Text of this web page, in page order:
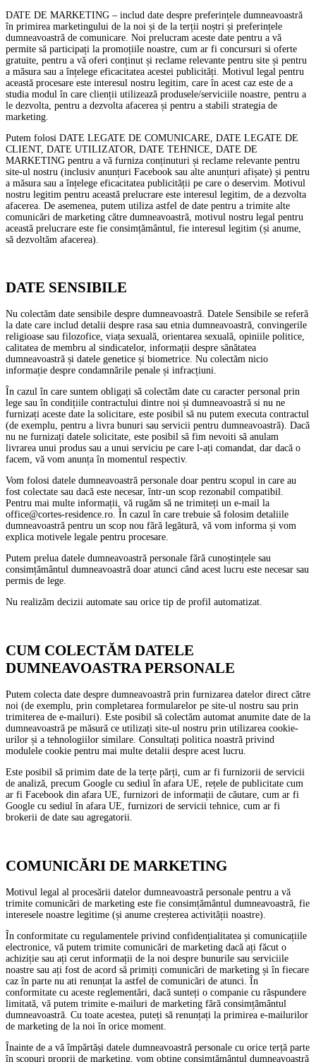
DATE DE MARKETING – includ date despre preferințele dumneavoastră
în primirea marketingului de la noi și de la terții noștri și preferințele
dumneavoastră de comunicare. Noi prelucram aceste date pentru a vă
permite să participați la promoțiile noastre, cum ar fi concursuri si oferte
gratuite, pentru a vă oferi conținut și reclame relevante pentru site și pentru
a măsura sau a înțelege eficacitatea acestei publicități. Motivul legal pentru
această procesare este interesul nostru legitim, care în acest caz este de a
studia modul în care clienții utilizează produsele/serviciile noastre, pentru a
le dezvolta, pentru a dezvolta afacerea și pentru a stabili strategia de
marketing.
Putem folosi DATE LEGATE DE COMUNICARE, DATE LEGATE DE
CLIENT, DATE UTILIZATOR, DATE TEHNICE, DATE DE
MARKETING pentru a vă furniza conținuturi și reclame relevante pentru
site-ul nostru (inclusiv anunțuri Facebook sau alte anunțuri afișate) și pentru
a măsura sau a înțelege eficacitatea publicității pe care o deservim. Motivul
nostru legitim pentru această prelucrare este interesul legitim, de a dezvolta
afacerea. De asemenea, putem utiliza astfel de date pentru a trimite alte
comunicări de marketing către dumneavoastră, motivul nostru legal pentru
această prelucrare este fie consimțământul, fie interesul legitim (și anume,
să dezvoltăm afacerea).
DATE SENSIBILE
Nu colectăm date sensibile despre dumneavoastră. Datele Sensibile se referă
la date care includ detalii despre rasa sau etnia dumneavoastră, convingerile
religioase sau filozofice, viața sexuală, orientarea sexuală, opiniile politice,
calitatea de membru al sindicatelor, informații despre sănătatea
dumneavoastră și datele genetice și biometrice. Nu colectăm nicio
informație despre condamnările penale și infracțiuni.
În cazul în care suntem obligați să colectăm date cu caracter personal prin
lege sau în condițiile contractului dintre noi și dumneavoastră si nu ne
furnizați aceste date la solicitare, este posibil să nu putem executa contractul
(de exemplu, pentru a livra bunuri sau servicii pentru dumneavoastră). Dacă
nu ne furnizați datele solicitate, este posibil să fim nevoiti să anulam
livrarea unui produs sau a unui serviciu pe care l-ați comandat, dar dacă o
facem, vă vom anunța în momentul respectiv.
Vom folosi datele dumneavoastră personale doar pentru scopul in care au
fost colectate sau dacă este necesar, într-un scop rezonabil compatibil.
Pentru mai multe informații, vă rugăm să ne trimiteți un e-mail la
office@cortes-residence.ro. În cazul în care trebuie să folosim detaliile
dumneavoastră pentru un scop nou fără legătură, vă vom informa și vom
explica motivele legale pentru procesare.
Putem prelua datele dumneavoastră personale fără cunoștințele sau
consimțământul dumneavoastră doar atunci când acest lucru este necesar sau
permis de lege.
Nu realizăm decizii automate sau orice tip de profil automatizat.
CUM COLECTĂM DATELE
DUMNEAVOASTRA PERSONALE
Putem colecta date despre dumneavoastră prin furnizarea datelor direct către
noi (de exemplu, prin completarea formularelor pe site-ul nostru sau prin
trimiterea de e-mailuri). Este posibil să colectăm automat anumite date de la
dumneavoastră pe măsură ce utilizați site-ul nostru prin utilizarea cookie-
urilor și a tehnologiilor similare. Consultați politica noastră privind
modulele cookie pentru mai multe detalii despre acest lucru.
Este posibil să primim date de la terțe părți, cum ar fi furnizorii de servicii
de analiză, precum Google cu sediul în afara UE, rețele de publicitate cum
ar fi Facebook din afara UE, furnizori de informații de căutare, cum ar fi
Google cu sediul în afara UE, furnizori de servicii tehnice, cum ar fi
brokerii de date sau agregatorii.
COMUNICĂRI DE MARKETING
Motivul legal al procesării datelor dumneavoastră personale pentru a vă
trimite comunicări de marketing este fie consimțământul dumneavoastră, fie
interesele noastre legitime (și anume creșterea activității noastre).
În conformitate cu regulamentele privind confidențialitatea și comunicațiile
electronice, vă putem trimite comunicări de marketing dacă ați făcut o
achiziție sau ați cerut informații de la noi despre bunurile sau serviciile
noastre sau ați fost de acord să primiți comunicări de marketing și în fiecare
caz în parte nu ati renunțat la astfel de comunicări de atunci. În
conformitate cu aceste reglementări, dacă sunteți o companie cu răspundere
limitată, vă putem trimite e-mailuri de marketing fără consimțământul
dumneavoastră. Cu toate acestea, puteți să renunțați la primirea e-mailurilor
de marketing de la noi în orice moment.
Înainte de a vă împărtăși datele dumneavoastră personale cu orice terță parte
în scopuri proprii de marketing, vom obține consimțământul dumneavoastră